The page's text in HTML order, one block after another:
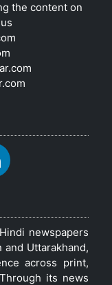
the content on
newspapers
Uttarakhand,
across print,
its news